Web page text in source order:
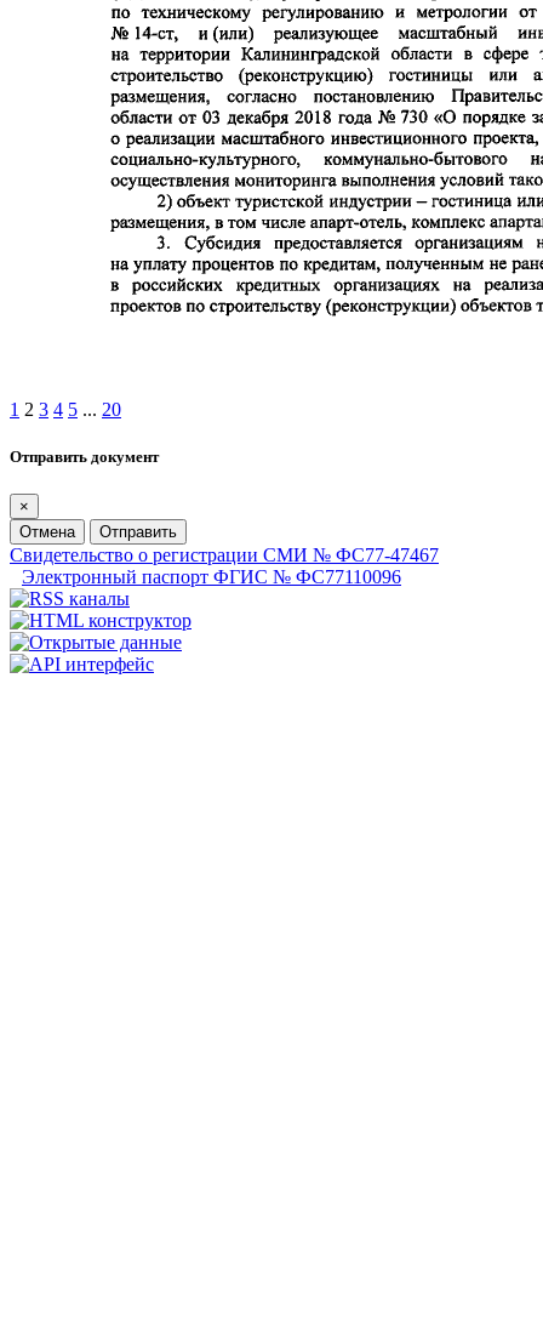
1 2 3 4 5 ... 20
Отправить документ
×
Отмена
Отправить
Свидетельство о регистрации СМИ № ФС77-47467
Электронный паспорт ФГИС № ФС77110096